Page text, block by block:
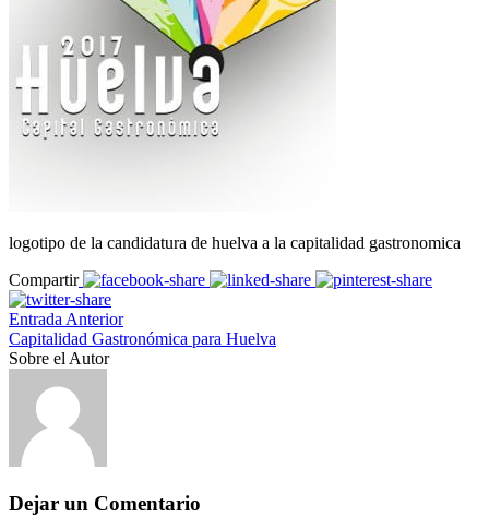
logotipo de la candidatura de huelva a la capitalidad gastronomica
Compartir
Entrada Anterior
Capitalidad Gastronómica para Huelva
Sobre el Autor
Dejar un Comentario